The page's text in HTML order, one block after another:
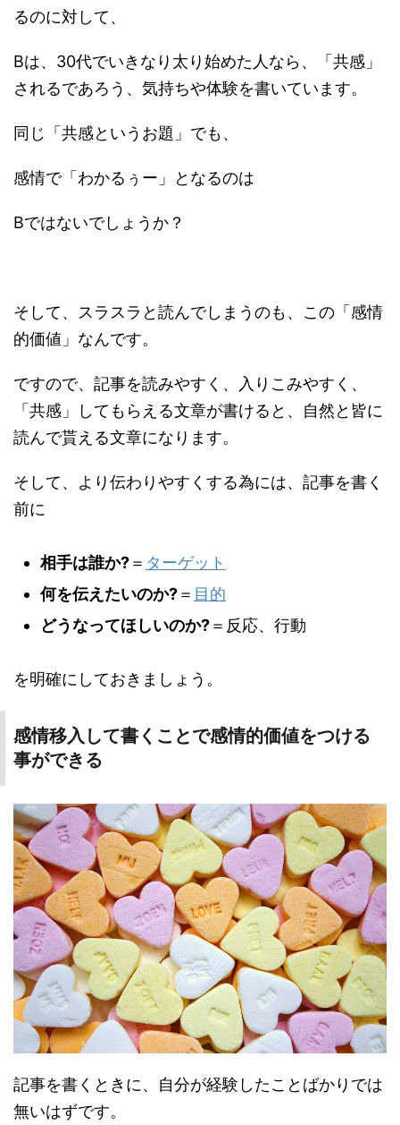
るのに対して、
Bは、30代でいきなり太り始めた人なら、「共感」
されるであろう、気持ちや体験を書いています。
同じ「共感というお題」でも、
感情で「わかるぅー」となるのは
Bではないでしょうか？
そして、スラスラと読んでしまうのも、この「感情
的価値」なんです。
ですので、記事を読みやすく、入りこみやすく、
「共感」してもらえる文章が書けると、自然と皆に
読んで貰える文章になります。
そして、より伝わりやすくする為には、記事を書く
前に
相手は誰か?＝ ターゲット
何を伝えたいのか?＝ 目的
どうなってほしいのか?＝反応、行動
を明確にしておきましょう。
感情移入して書くことで感情的価値をつける
事ができる
記事を書くときに、自分が経験したことばかりでは
無いはずです。